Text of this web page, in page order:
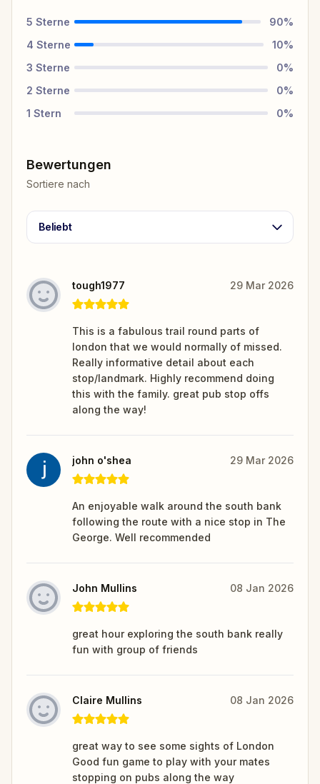
5 Sterne 90%
4 Sterne 10%
3 Sterne 0%
2 Sterne 0%
1 Stern 0%
Bewertungen
Sortiere nach
Beliebt
tough1977 29 Mar 2026
This is a fabulous trail round parts of
london that we would normally of missed.
Really informative detail about each
stop/landmark. Highly recommend doing
this with the family. great pub stop offs
along the way!
john o'shea 29 Mar 2026
An enjoyable walk around the south bank
following the route with a nice stop in The
George. Well recommended
John Mullins 08 Jan 2026
great hour exploring the south bank really
fun with group of friends
Claire Mullins 08 Jan 2026
great way to see some sights of London
Good fun game to play with your mates
stopping on pubs along the way